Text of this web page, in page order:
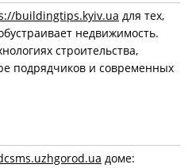
buildingtips.kyiv.ua для тех,
недвижимость.
строительства,
подрядчиков и современных
доме: